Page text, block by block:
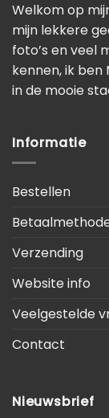
Welkom op
mijn lekkere
foto’s en veel
kennen, ik ben
in de mooie
Informatie
Bestellen
Verzending
Website info
Veelgestelde
Contact
Nieuwsbrief